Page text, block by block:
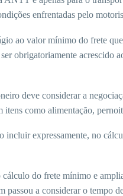
enfrentadas pelo
ao valor mínimo do frete
obrigatoriamente acrescido
deve considerar a
itens como alimentação,
incluir expressamente, no
do frete mínimo e
a considerar o tempo